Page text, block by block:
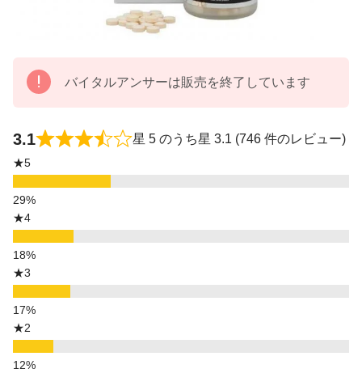
バイタルアンサーは販売を終了しています
3.1 星 5 のうち星 3.1 (746 件のレビュー)
★5
★4
★3
★2